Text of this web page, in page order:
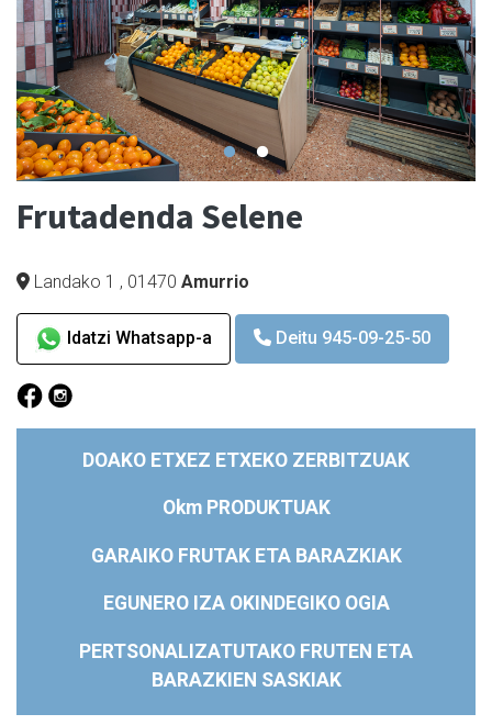
Frutadenda Selene
Landako 1 , 01470 Amurrio
Idatzi Whatsapp-a Deitu 945-09-25-50
DOAKO ETXEZ ETXEKO ZERBITZUAK
Okm PRODUKTUAK
GARAIKO FRUTAK ETA BARAZKIAK
EGUNERO IZA OKINDEGIKO OGIA
PERTSONALIZATUTAKO FRUTEN ETA
BARAZKIEN SASKIAK